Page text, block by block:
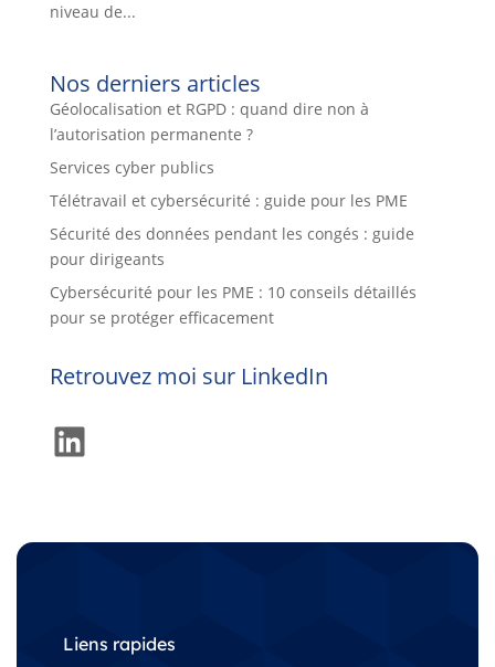
niveau de...
Nos derniers articles
Géolocalisation et RGPD : quand dire non à
l’autorisation permanente ?
Services cyber publics
Télétravail et cybersécurité : guide pour les PME
Sécurité des données pendant les congés : guide
pour dirigeants
Cybersécurité pour les PME : 10 conseils détaillés
pour se protéger efficacement
Retrouvez moi sur LinkedIn
LinkedIn
Liens rapides